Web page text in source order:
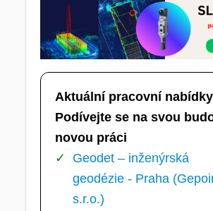
Aktuální pracovní
Podívejte se na svou
novou práci
Geodet – inženýrská
geodézie - Praha
s.r.o.)